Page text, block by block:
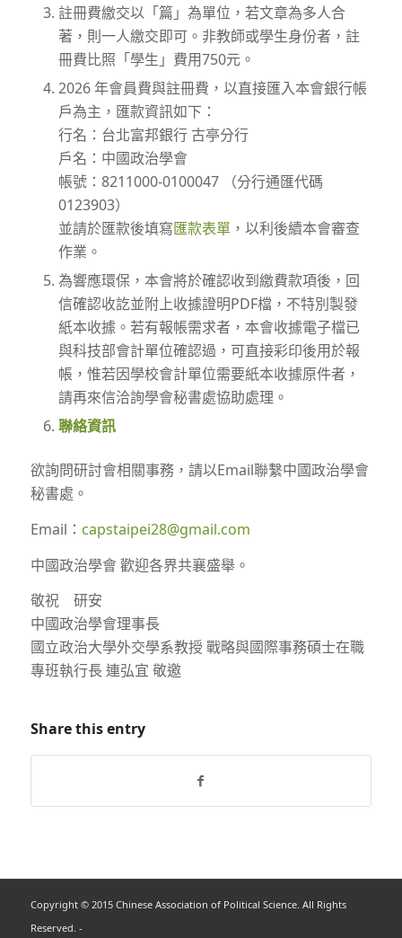
註冊費繳交以「篇」為單位，若文章為多人合
著，則一人繳交即可。非教師或學生身份者，註
冊費比照「學生」費用750元。
2026 年會員費與註冊費，以直接匯入本會銀行帳
戶為主，匯款資訊如下：
行名：台北富邦銀行 古亭分行
戶名：中國政治學會
帳號：8211000-0100047 （分行通匯代碼
0123903）
並請於匯款後填寫匯款表單，以利後續本會審查
作業。
為響應環保，本會將於確認收到繳費款項後，回
信確認收訖並附上收據證明PDF檔，不特別製發
紙本收據。若有報帳需求者，本會收據電子檔已
與科技部會計單位確認過，可直接彩印後用於報
帳，惟若因學校會計單位需要紙本收據原件者，
請再來信洽詢學會秘書處協助處理。
聯絡資訊
欲詢問研討會相關事務，請以Email聯繫中國政治學會
秘書處。
Email： capstaipei28@gmail.com
中國政治學會 歡迎各界共襄盛舉。
敬祝 研安
中國政治學會理事長
國立政治大學外交學系教授 戰略與國際事務碩士在職
專班執行長 連弘宜 敬邀
Share this entry
Copyright © 2015 Chinese Association of Political Science. All Rights
Reserved. -